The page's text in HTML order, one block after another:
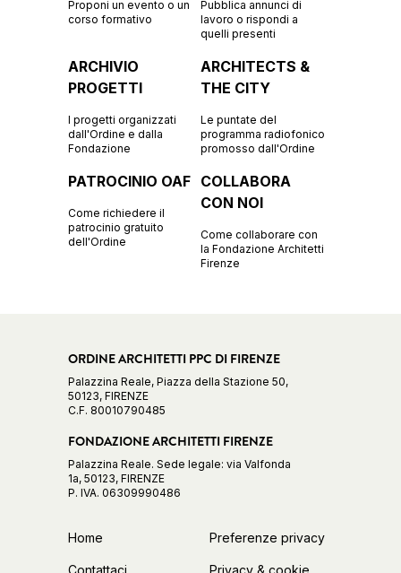
Proponi un evento o un
corso formativo
Pubblica annunci di
lavoro o rispondi a
quelli presenti
ARCHIVIO
PROGETTI
I progetti organizzati
dall'Ordine e dalla
Fondazione
ARCHITECTS &
THE CITY
Le puntate del
programma radiofonico
promosso dall'Ordine
PATROCINIO OAF
Come richiedere il
patrocinio gratuito
dell'Ordine
COLLABORA
CON NOI
Come collaborare con
la Fondazione Architetti
Firenze
ORDINE ARCHITETTI PPC DI FIRENZE
Palazzina Reale, Piazza della Stazione 50,
50123, FIRENZE
C.F. 80010790485
FONDAZIONE ARCHITETTI FIRENZE
Palazzina Reale. Sede legale: via Valfonda
1a, 50123, FIRENZE
P. IVA. 06309990486
Home
Contattaci
Preferenze privacy
Privacy & cookie